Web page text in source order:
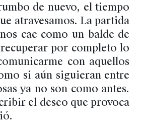
de nuevo, el tiempo
atravesamos. La partida
cae como un balde de
por completo lo
con aquellos
si aún siguieran entre
ya no son como antes.
el deseo que provoca